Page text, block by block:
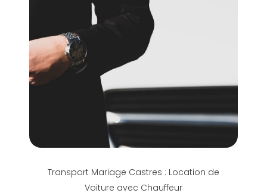
Transport Mariage Castres : Location de
Voiture avec Chauffeur